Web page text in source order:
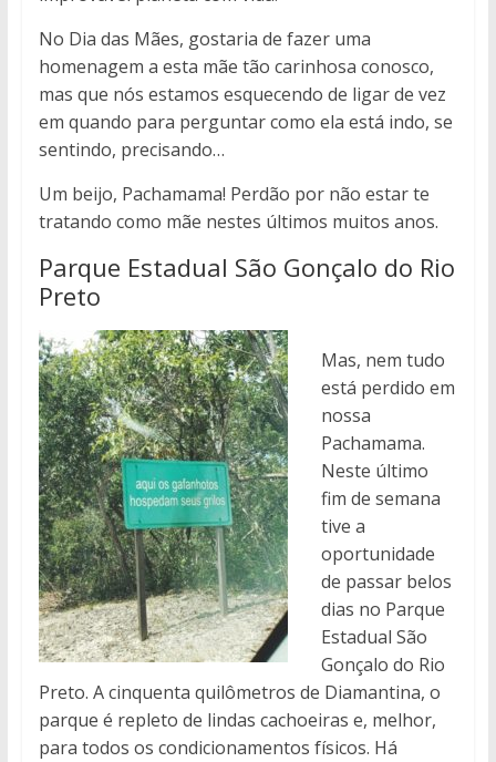
No Dia das Mães, gostaria de fazer uma
homenagem a esta mãe tão carinhosa conosco,
mas que nós estamos esquecendo de ligar de vez
em quando para perguntar como ela está indo, se
sentindo, precisando…
Um beijo, Pachamama! Perdão por não estar te
tratando como mãe nestes últimos muitos anos.
Parque Estadual São Gonçalo do Rio
Preto
Mas, nem tudo
está perdido em
nossa
Pachamama.
Neste último
fim de semana
tive a
oportunidade
de passar belos
dias no Parque
Estadual São
Gonçalo do Rio
Preto. A cinquenta quilômetros de Diamantina, o
parque é repleto de lindas cachoeiras e, melhor,
para todos os condicionamentos físicos. Há